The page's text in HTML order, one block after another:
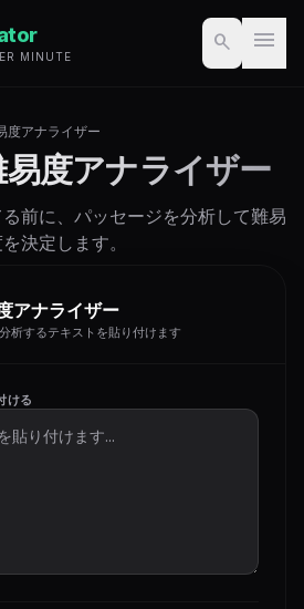
MINUTE
search menu
度アナライザー
度アナライザー
前に、パッセージを分析して難易
を決定します。
アナライザー
析するテキストを貼り付けます
ける